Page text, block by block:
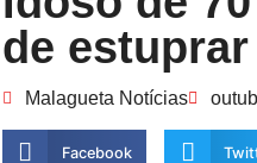
de
Malagueta Notícias
Facebook